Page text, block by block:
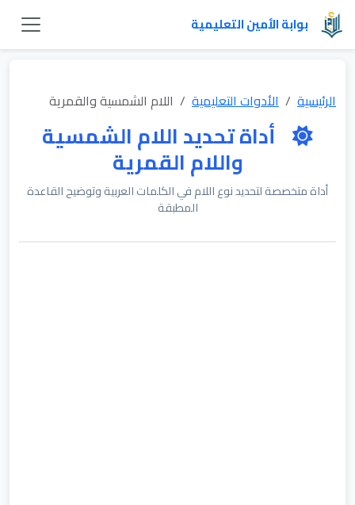
بوابة الأمين التعليمية
الرئيسية الأدوات التعليمية اللام الشمسية والقمرية
أداة تحديد اللام الشمسية
واللام القمرية
أداة متخصصة لتحديد نوع اللام في الكلمات العربية وتوضيح القاعدة
المطبقة